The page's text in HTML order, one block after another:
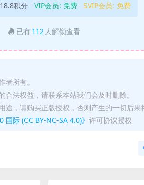
18.8积分 VIP会员: 免费 SVIP会员: 免费
已有 112 人解锁查看
所有。
法权益，请联系本站我们会及时删除。
途，请购买正版授权，否则产生的一切后果
际 (CC BY-NC-SA 4.0)》 许可协议授权